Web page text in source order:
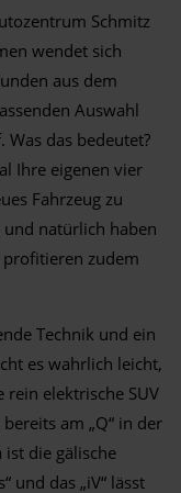
Schmitz
wendet sich
aus dem
Auswahl
das bedeutet?
Ihre eigenen vier
Fahrzeug zu
natürlich haben
profitieren zudem
Technik und ein
es wahrlich leicht,
elektrische SUV
am „Q“ in der
ist die gälische
und das „iV“ lässt